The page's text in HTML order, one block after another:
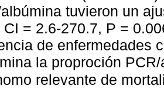
tuvieron un
CI = 2.6-270.7, P =
de enfermedades
la proproción
relevante de